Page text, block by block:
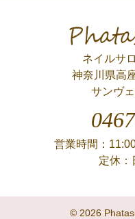
ネイルサ
神奈川県高
サンヴ
営業時間：
定休：
© 2026